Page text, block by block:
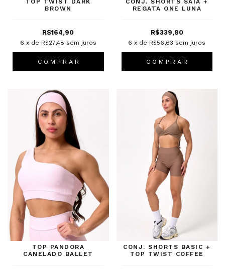
TOP TWIST DARK
BROWN
R$164,90
6 x de R$27,48 sem juros
C O M P R A R
CONJ. SHORTS SAIA +
REGATA ONE LUNA
R$339,80
6 x de R$56,63 sem juros
C O M P R A R
TOP PANDORA
CANELADO BALLET
CONJ. SHORTS BASIC +
TOP TWIST COFFEE